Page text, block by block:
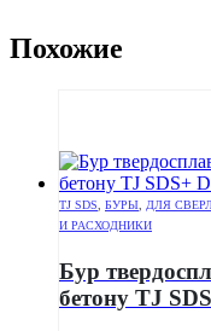
Похожие
TJ SDS, БУРЫ, ДЛЯ
И РАСХОДНИКИ
Бур
бетону TJ